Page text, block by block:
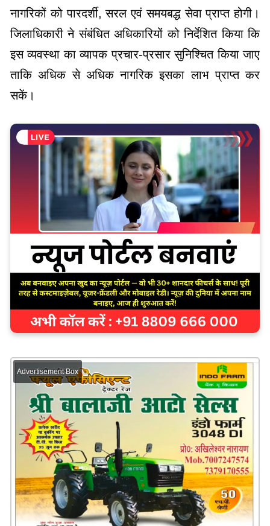
नागरिकों को पारदर्शी, सरल एवं समयबद्ध सेवा प्राप्त होगी।
जिलाधिकारी ने संबंधित अधिकारियों को निर्देशित किया कि
इस व्यवस्था का व्यापक प्रचार-प्रसार सुनिश्चित किया जाए
ताकि अधिक से अधिक नागरिक इसका लाभ प्राप्त कर
सकें।
Advertisement Box